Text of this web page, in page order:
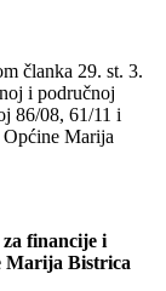
članka 29. st. 3.
i područnoj
86/08, 61/11 i
Općine Marija
financije i
Marija Bistrica